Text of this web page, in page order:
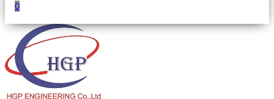
0